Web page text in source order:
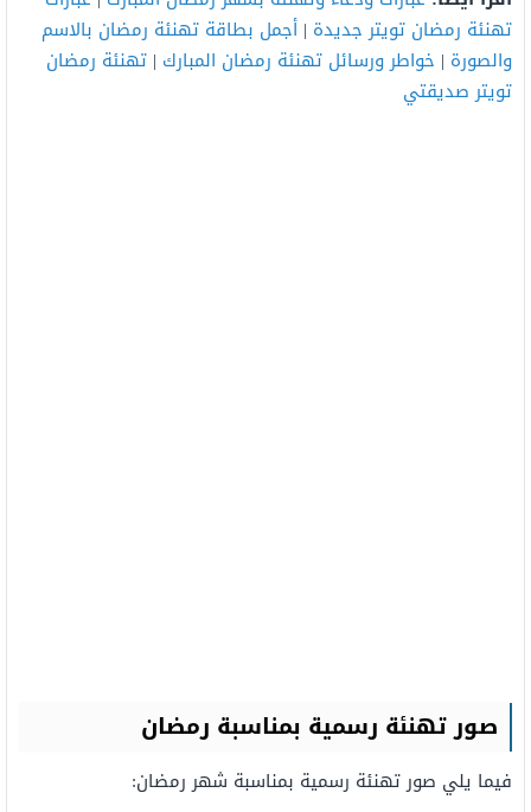
تهنئة رمضان تويتر جديدة | أجمل بطاقة تهنئة رمضان بالاسم
والصورة | خواطر ورسائل تهنئة رمضان المبارك | تهنئة رمضان
تويتر صديقتي
صور تهنئة رسمية بمناسبة رمضان
فيما يلي صور تهنئة رسمية بمناسبة شهر رمضان: